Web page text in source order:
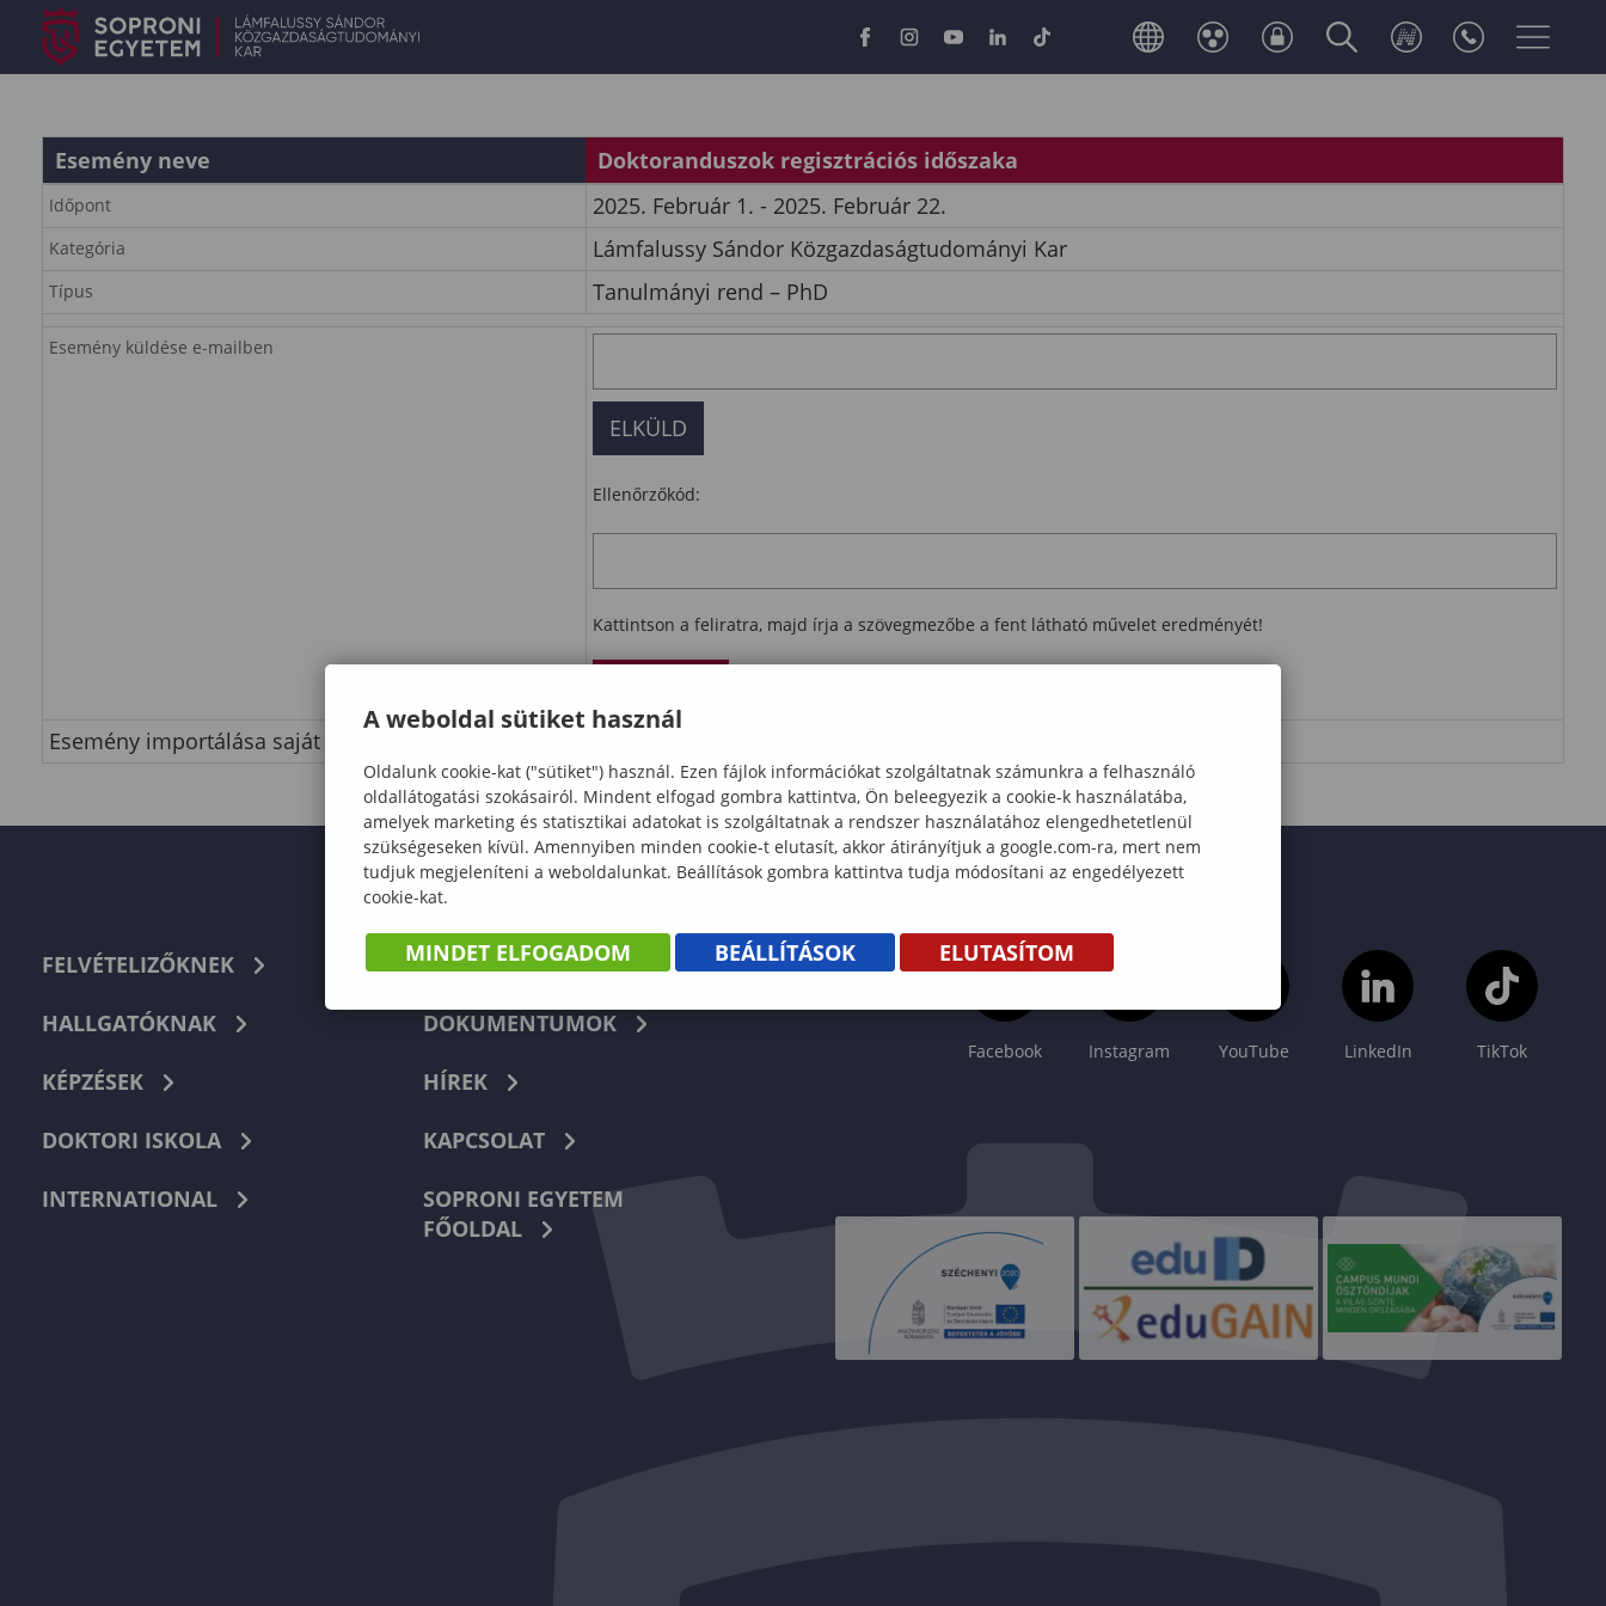
Esemény neve Doktoranduszok regisztrációs időszaka
Időpont 2025. Február 1. - 2025. Február 22.
Kategória Lámfalussy Sándor Közgazdaságtudományi Kar
Típus Tanulmányi rend – PhD
Esemény küldése e-mailben
Ellenőrzőkód:
Kattintson a feliratra, majd írja a szövegmezőbe a fent látható művelet eredményét!
Esemény importálása saját naptárba
FELVÉTELIZŐKNEK
HALLGATÓKNAK
KÉPZÉSEK
DOKTORI ISKOLA
INTERNATIONAL
TELEFONKÖNYV
DOKUMENTUMOK
HÍREK
KAPCSOLAT
SOPRONI EGYETEM
FŐOLDAL
Facebook Instagram YouTube LinkedIn TikTok
A weboldal sütiket használ
Oldalunk cookie-kat ("sütiket") használ. Ezen fájlok információkat szolgáltatnak számunkra a felhasználó
oldallátogatási szokásairól. Mindent elfogad gombra kattintva, Ön beleegyezik a cookie-k használatába,
amelyek marketing és statisztikai adatokat is szolgáltatnak a rendszer használatához elengedhetetlenül
szükségeseken kívül. Amennyiben minden cookie-t elutasít, akkor átirányítjuk a google.com-ra, mert nem
tudjuk megjeleníteni a weboldalunkat. Beállítások gombra kattintva tudja módosítani az engedélyezett
cookie-kat.
MINDET ELFOGADOM BEÁLLÍTÁSOK ELUTASÍTOM